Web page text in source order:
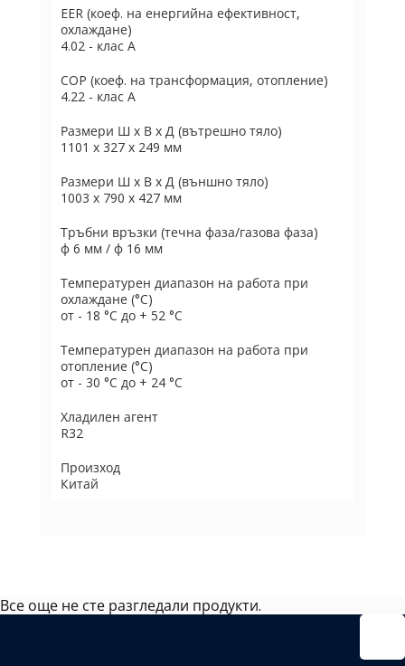
EER (коеф. на енергийна ефективност,
охлаждане)
4.02 - клас А
COP (коеф. на трансформация, отопление)
4.22 - клас А
Размери Ш х В х Д (вътрешно тяло)
1101 x 327 x 249 мм
Размери Ш х В х Д (външно тяло)
1003 x 790 x 427 мм
Тръбни връзки (течна фаза/газова фаза)
ф 6 мм / ф 16 мм
Температурен диапазон на работа при
охлаждане (°C)
от - 18 °C до + 52 °C
Температурен диапазон на работа при
отопление (°C)
от - 30 °C до + 24 °C
Хладилен агент
R32
Произход
Китай
Все още не сте разгледали продукти.